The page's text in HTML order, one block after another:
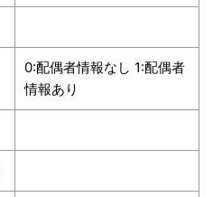
0:配偶者情報なし 1:配偶者
情報あり